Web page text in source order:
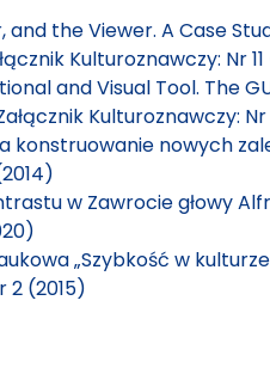
the Viewer. A Case
Kulturoznawczy: Nr
and Visual Tool. The
Kulturoznawczy:
konstruowanie nowych
w Zawrocie głowy
„Szybkość w
2 (2015)